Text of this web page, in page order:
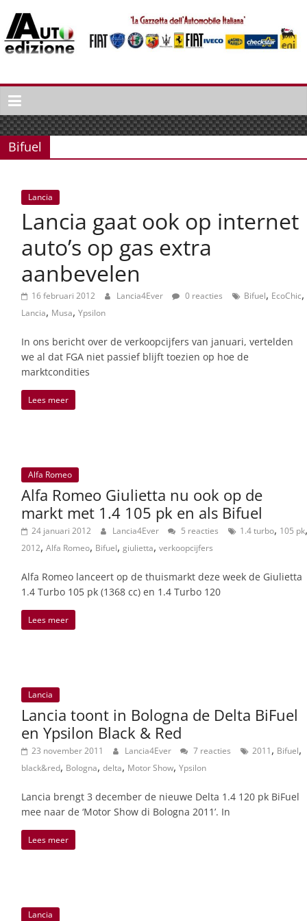
naar
inhoud
Auto
Edizione
La
Gazetta
dell'Automobile
Italiaans
autonieuws
lifestyle
Bifuel
Lancia
Lancia gaat ook op internet
auto’s op gas extra
aanbevelen
16 februari 2012 Lancia4Ever 0 reacties Bifuel, EcoChic,
Lancia, Musa, Ypsilon
In ons bericht over de verkoopcijfers van januari, vertelden
we al dat FGA niet passief blijft toezien op hoe de
marktcondities
Lees meer
Alfa Romeo
Alfa Romeo Giulietta nu ook op de
markt met 1.4 105 pk en als Bifuel
24 januari 2012 Lancia4Ever 5 reacties 1.4 turbo, 105 pk,
2012, Alfa Romeo, Bifuel, giulietta, verkoopcijfers
Alfa Romeo lanceert op de thuismarkt deze week de Giulietta
1.4 Turbo 105 pk (1368 cc) en 1.4 Turbo 120
Lees meer
Lancia
Lancia toont in Bologna de Delta BiFuel
en Ypsilon Black & Red
23 november 2011 Lancia4Ever 7 reacties 2011, Bifuel,
black&red, Bologna, delta, Motor Show, Ypsilon
Lancia brengt 3 december de nieuwe Delta 1.4 120 pk BiFuel
mee naar de ‘Motor Show di Bologna 2011’. In
Lees meer
Lancia